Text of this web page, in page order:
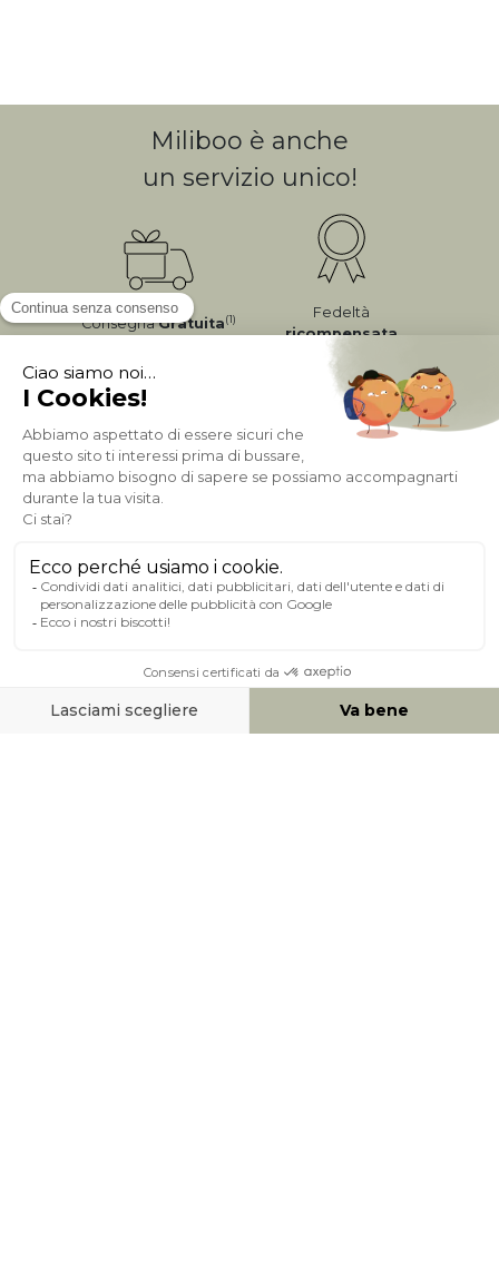
Miliboo è anche
un servizio unico!
ConsegnaGratuita(1)
Fedeltà
ricompensata
Pagamento sicuro
A PROPOSITO DI MILIBOO
AIUTO & CONTATTO